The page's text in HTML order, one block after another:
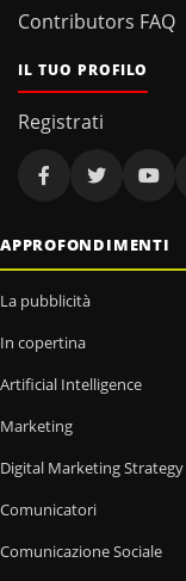
Contributors FAQ
IL TUO PROFILO
Registrati
APPROFONDIMENTI
La pubblicità
In copertina
Artificial Intelligence
Marketing
Digital Marketing Strategy
Comunicatori
Comunicazione Sociale